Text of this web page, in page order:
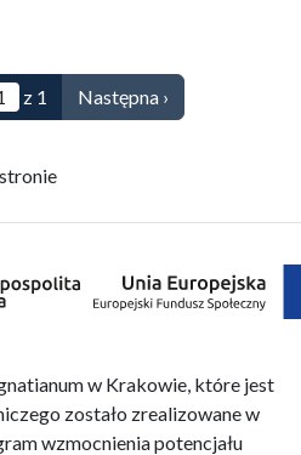
z 1 Następna ›
w Krakowie, które jest
zostało zrealizowane w
wzmocnienia potencjału